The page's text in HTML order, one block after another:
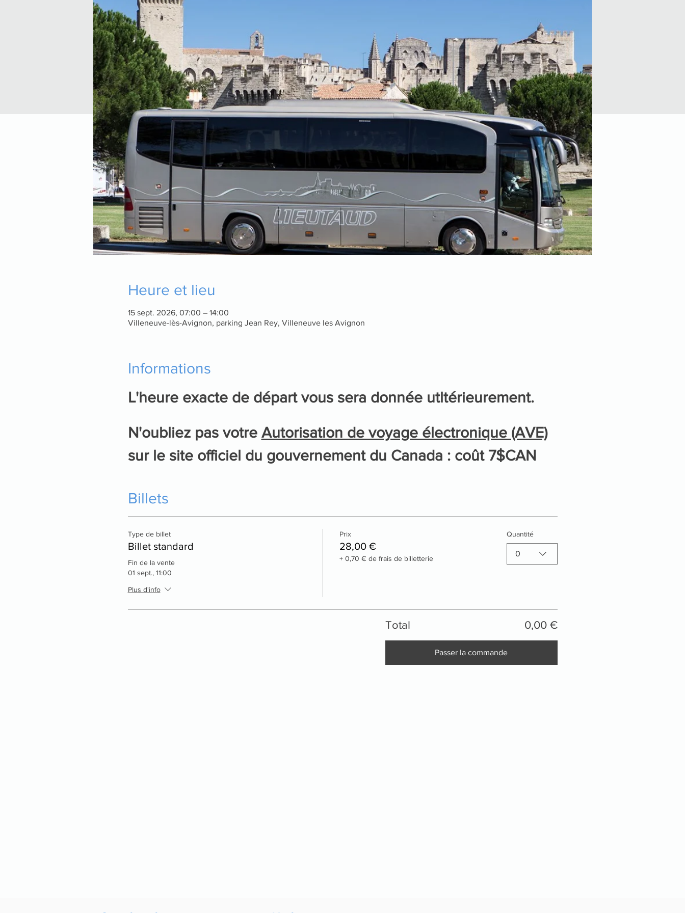
Heure et lieu
15 sept. 2026, 07:00 – 14:00
Villeneuve-lès-Avignon, parking Jean Rey, Villeneuve les Avignon
Informations
L'heure exacte de départ vous sera donnée utltérieurement.
N'oubliez pas votre Autorisation de voyage électronique (AVE)
sur le site officiel du gouvernement du Canada : coût 7$CAN
Billets
Type de billet
Billet standard
Fin de la vente
01 sept., 11:00
Plus d'info
Prix
28,00 €
+ 0,70 € de frais de billetterie
Quantité
0
Total 0,00 €
Passer la commande